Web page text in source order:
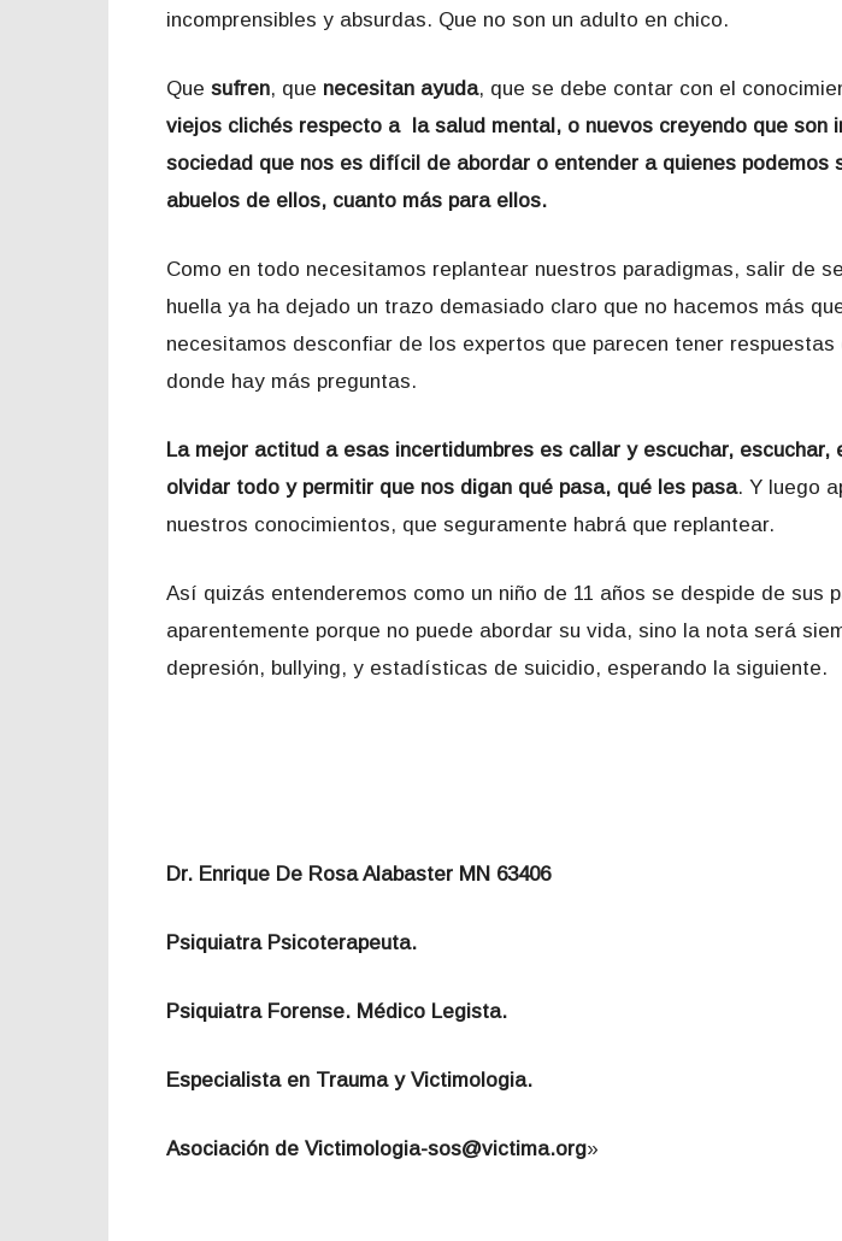
incomprensibles y absurdas. Que no son un adulto en chico.
Que sufren, que necesitan ayuda, que se debe contar con el
viejos clichés respecto a la salud mental, o nuevos creyendo que son
sociedad que nos es difícil de abordar o entender a quienes podemos
abuelos de ellos, cuanto más para ellos.
Como en todo necesitamos replantear nuestros paradigmas, salir de
huella ya ha dejado un trazo demasiado claro que no hacemos más
necesitamos desconfiar de los expertos que parecen tener respuestas
donde hay más preguntas.
La mejor actitud a esas incertidumbres es callar y escuchar, escuchar,
olvidar todo y permitir que nos digan qué pasa, qué les pasa. Y luego
nuestros conocimientos, que seguramente habrá que replantear.
Así quizás entenderemos como un niño de 11 años se despide de sus
aparentemente porque no puede abordar su vida, sino la nota será
depresión, bullying, y estadísticas de suicidio, esperando la siguiente.
Dr. Enrique De Rosa Alabaster MN 63406
Psiquiatra Psicoterapeuta.
Psiquiatra Forense. Médico Legista.
Especialista en Trauma y Victimologia.
Asociación de Victimologia-sos@victima.org»